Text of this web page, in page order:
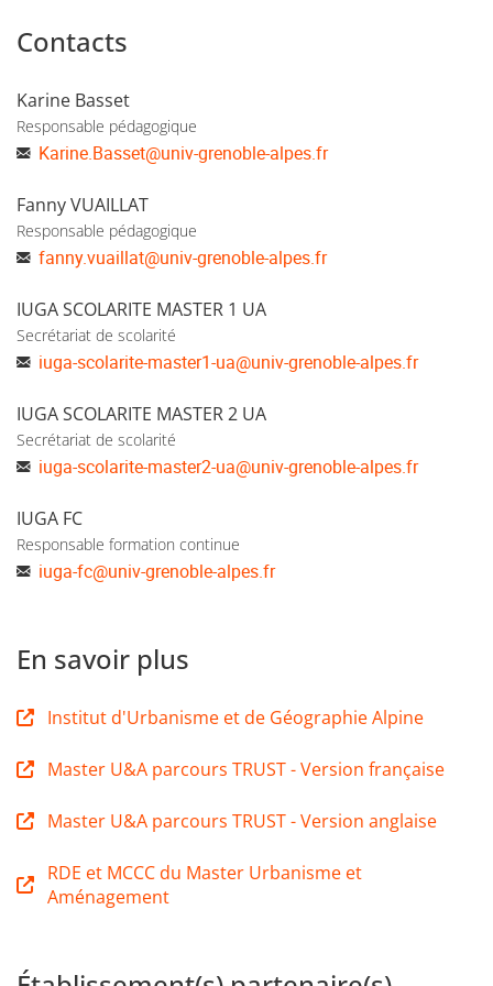
Quelques liens utiles sur le site de
d'Urbanisme et de Géographie Alpine (IUGA)
MASTER URBANISME ET AMENAGEMENT
parcours TRUST : version française
parcours TRUST : version anglaise
Contacts
Karine Basset
Responsable pédagogique
Karine.Basset@univ-grenoble-alpes.fr
Fanny VUAILLAT
Responsable pédagogique
fanny.vuaillat@univ-grenoble-alpes.fr
IUGA SCOLARITE MASTER 1 UA
Secrétariat de scolarité
iuga-scolarite-master1-ua@univ-grenoble-alpes.fr
IUGA SCOLARITE MASTER 2 UA
Secrétariat de scolarité
iuga-scolarite-master2-ua@univ-grenoble-alpes.fr
IUGA FC
Responsable formation continue
iuga-fc@univ-grenoble-alpes.fr
En savoir plus
Institut d'Urbanisme et de Géographie Alpine
Master U&A parcours TRUST - Version française
Master U&A parcours TRUST - Version anglaise
RDE et MCCC du Master Urbanisme et
Aménagement